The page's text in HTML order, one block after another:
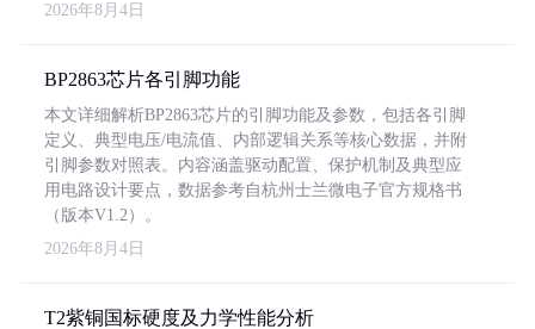
2026年8月4日
BP2863芯片各引脚功能
本文详细解析BP2863芯片的引脚功能及参数，包括各引脚
定义、典型电压/电流值、内部逻辑关系等核心数据，并附
引脚参数对照表。内容涵盖驱动配置、保护机制及典型应
用电路设计要点，数据参考自杭州士兰微电子官方规格书
（版本V1.2）。
2026年8月4日
T2紫铜国标硬度及力学性能分析